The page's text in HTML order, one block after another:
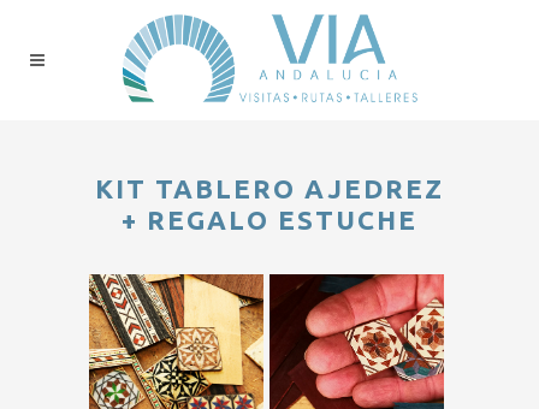
KIT TABLERO AJEDREZ
+ REGALO ESTUCHE